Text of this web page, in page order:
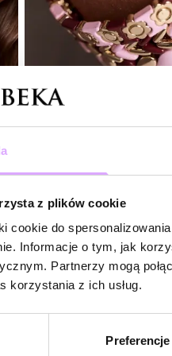
z plików cookie
cookie do
Informacje o tym, jak
Partnerzy mogą
korzystania z ich usług.
Preferencje